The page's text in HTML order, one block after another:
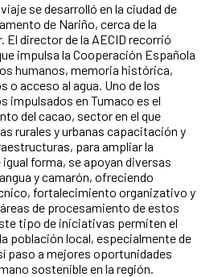
se desarrolló en la ciudad de
de Nariño, cerca de la
El director de la AECID recorrió
impulsa la Cooperación Española
humanos, memoria histórica,
o acceso al agua. Uno de los
impulsados en Tumaco es el
del cacao, sector en el que
rurales y urbanas capacitación y
para ampliar la
forma, se apoyan diversas
y camarón, ofreciendo
fortalecimiento organizativo y
de procesamiento de estos
tipo de iniciativas permiten el
población local, especialmente de
paso a mejores oportunidades
sostenible en la región.